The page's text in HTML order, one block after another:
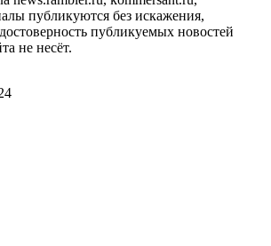
публикуются без искажения,
публикуемых новостей
не несёт.